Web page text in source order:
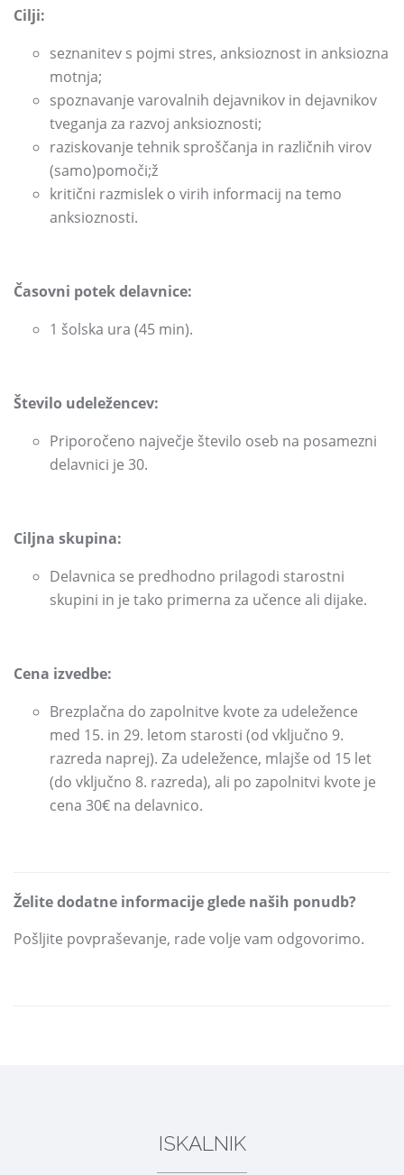
Cilji:
seznanitev s pojmi stres, anksioznost in anksiozna
motnja;
spoznavanje varovalnih dejavnikov in dejavnikov
tveganja za razvoj anksioznosti;
raziskovanje tehnik sproščanja in različnih virov
(samo)pomoči;ž
kritični razmislek o virih informacij na temo
anksioznosti.
Časovni potek delavnice:
1 šolska ura (45 min).
Število udeležencev:
Priporočeno največje število oseb na posamezni
delavnici je 30.
Ciljna skupina:
Delavnica se predhodno prilagodi starostni
skupini in je tako primerna za učence ali dijake.
Cena izvedbe:
Brezplačna do zapolnitve kvote za udeležence
med 15. in 29. letom starosti (od vključno 9.
razreda naprej). Za udeležence, mlajše od 15 let
(do vključno 8. razreda), ali po zapolnitvi kvote je
cena 30€ na delavnico.
Želite dodatne informacije glede naših ponudb?
Pošljite povpraševanje, rade volje vam odgovorimo.
ISKALNIK